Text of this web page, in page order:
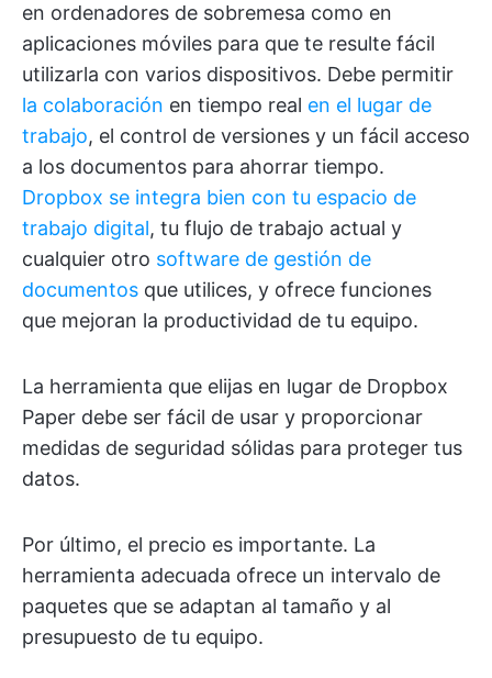
en ordenadores de sobremesa como en
aplicaciones móviles para que te resulte fácil
utilizarla con varios dispositivos. Debe permitir
la colaboración en tiempo real en el lugar de
trabajo, el control de versiones y un fácil acceso
a los documentos para ahorrar tiempo.
Dropbox se integra bien con tu espacio de
trabajo digital, tu flujo de trabajo actual y
cualquier otro software de gestión de
documentos que utilices, y ofrece funciones
que mejoran la productividad de tu equipo.
La herramienta que elijas en lugar de Dropbox
Paper debe ser fácil de usar y proporcionar
medidas de seguridad sólidas para proteger tus
datos.
Por último, el precio es importante. La
herramienta adecuada ofrece un intervalo de
paquetes que se adaptan al tamaño y al
presupuesto de tu equipo.